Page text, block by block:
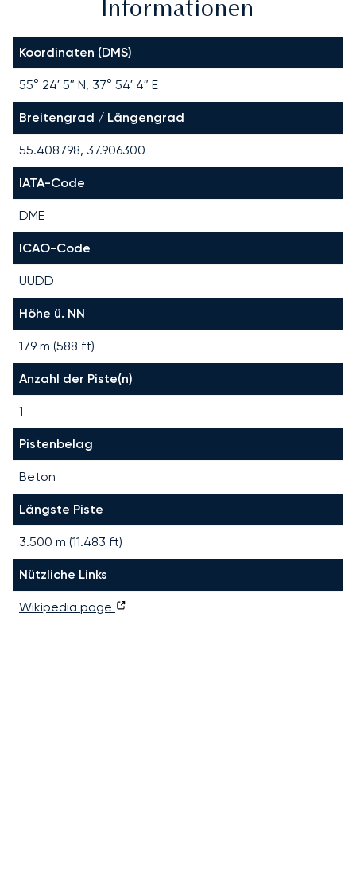
Informationen
Koordinaten (DMS)
55° 24′ 5″ N, 37° 54′ 4″ E
Breitengrad / Längengrad
55.408798, 37.906300
IATA-Code
DME
ICAO-Code
UUDD
Höhe ü. NN
179 m (588 ft)
Anzahl der Piste(n)
1
Pistenbelag
Beton
Längste Piste
3.500 m (11.483 ft)
Nützliche Links
Wikipedia page